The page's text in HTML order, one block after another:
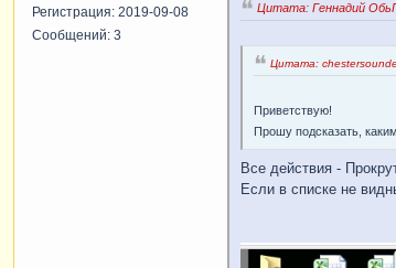
Регистрация: 2019-09-08
Сообщений: 3
Цитата: Геннадий
Цитата:
Приветствую!
Прошу подсказать,
Все действия -
Если в списке не